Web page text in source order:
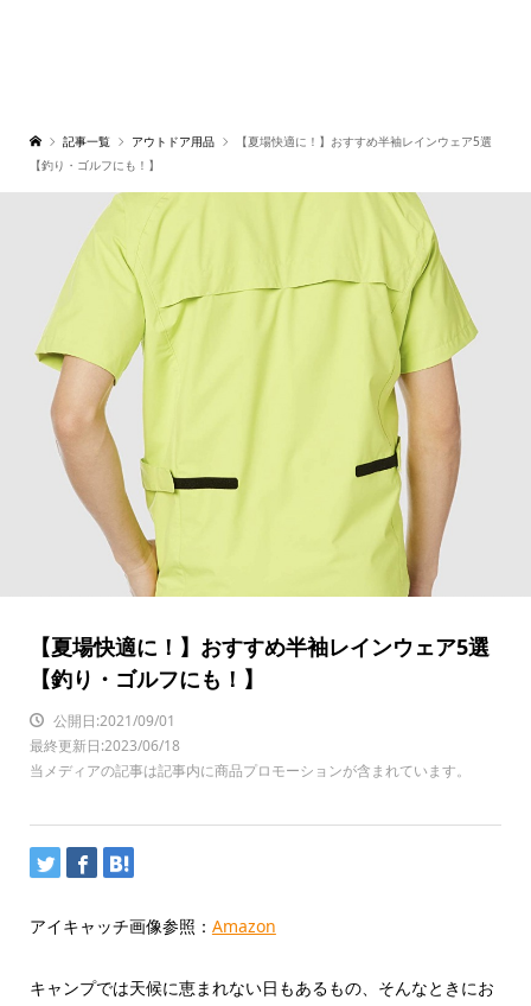
記事一覧 アウトドア用品
【夏場快適に！】おすすめ半袖レインウェア5選
【釣り・ゴルフにも！】
【夏場快適に！】おすすめ半袖レインウェア5選
【釣り・ゴルフにも！】
公開日:2021/09/01
最終更新日:2023/06/18
当メディアの記事は記事内に商品プロモーションが含まれています。
アイキャッチ画像参照： Amazon
キャンプでは天候に恵まれない日もあるもの、そんなときにお